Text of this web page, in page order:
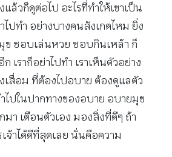
แล้วก็ดูต่อไป อะไรที่ทำให้เขาเป็น
ไปทำ อย่างบางคนสังเกตไหม ยิ่ง
ชอบเล่นหวย ชอบกินเหล้า ก็
เราก็อย่าไปทำ เราเห็นตัวอย่าง
สื่อม ที่ต้องไปอบาย ต้องดูแลตัว
าไปในปากทางของอบาย อบายมุข
า เตือนตัวเอง มองสิ่งที่ดีๆ ถ้า
จ้าได้ดีที่สุดเลย นั่นคือความ